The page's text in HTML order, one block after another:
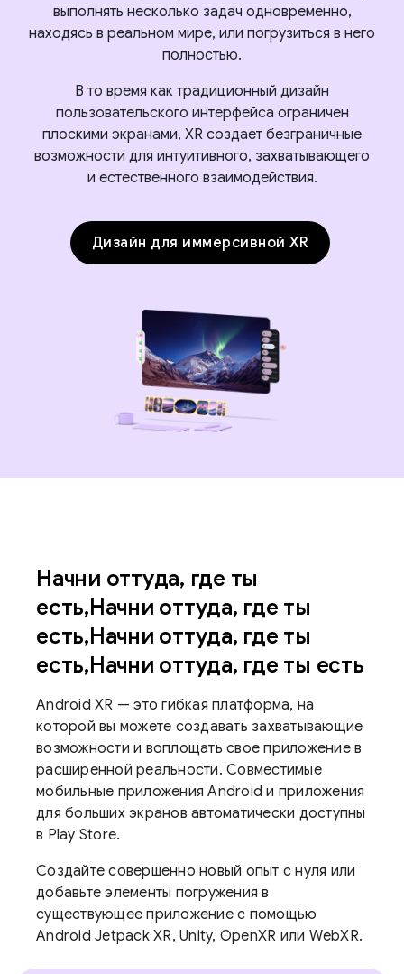
выполнять несколько задач одновременно,
находясь в реальном мире, или погрузиться в него
полностью.
В то время как традиционный дизайн
пользовательского интерфейса ограничен
плоскими экранами, XR создает безграничные
возможности для интуитивного, захватывающего
и естественного взаимодействия.
Дизайн для иммерсивной XR
Начни оттуда, где ты
есть,Начни оттуда, где ты
есть,Начни оттуда, где ты
есть,Начни оттуда, где ты есть
Android XR — это гибкая платформа, на
которой вы можете создавать захватывающие
возможности и воплощать свое приложение в
расширенной реальности. Совместимые
мобильные приложения Android и приложения
для больших экранов автоматически доступны
в Play Store.
Создайте совершенно новый опыт с нуля или
добавьте элементы погружения в
существующее приложение с помощью
Android Jetpack XR, Unity, OpenXR или WebXR.